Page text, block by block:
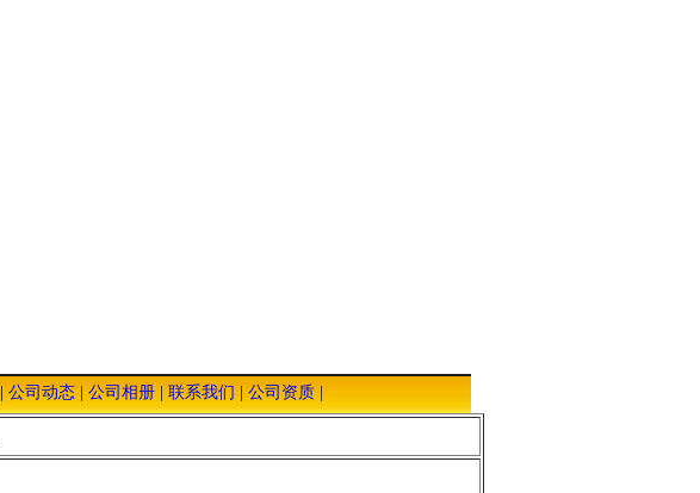
公司动态| 公司相册| 联系我们 公司资质|